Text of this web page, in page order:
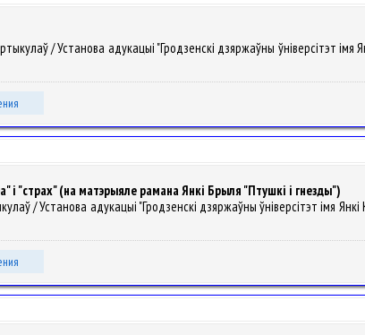
/ Установа адукацыі "Гродзенскі дзяржаўны ўніверсітэт
і "страх" (на матэрыяле рамана Янкі Брыля "Птушкі і гнезды")
/ Установа адукацыі "Гродзенскі дзяржаўны ўніверсітэт імя